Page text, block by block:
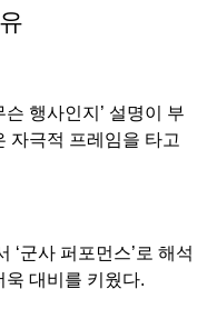
행사인지’ 설명이 부
자극적 프레임을 타고
‘군사 퍼포먼스’로 해석
욱 대비를 키웠다.